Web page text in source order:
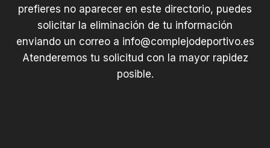
prefieres no aparecer en este directorio, puedes
solicitar la eliminación de tu información
enviando un correo a info@complejodeportivo.es
Atenderemos tu solicitud con la mayor rapidez
posible.